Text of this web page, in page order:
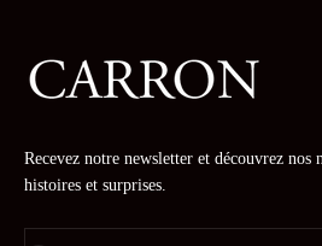
Recevez notre newsletter et découvrez nos
histoires et surprises.